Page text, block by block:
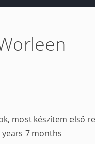
most készítem első
years 7 months